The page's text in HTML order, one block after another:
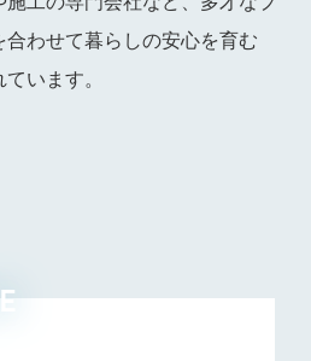
わせて暮らしの安心を育む
います。